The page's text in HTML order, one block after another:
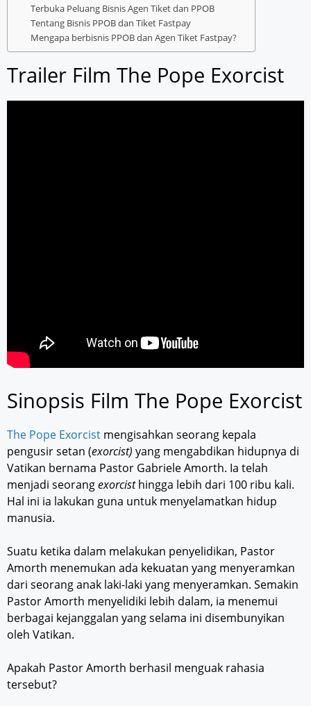
Terbuka Peluang Bisnis Agen Tiket dan PPOB
Tentang Bisnis PPOB dan Tiket Fastpay
Mengapa berbisnis PPOB dan Agen Tiket Fastpay?
Trailer Film The Pope Exorcist
Sinopsis Film The Pope Exorcist
The Pope Exorcist mengisahkan seorang kepala
pengusir setan (exorcist) yang mengabdikan hidupnya di
Vatikan bernama Pastor Gabriele Amorth. Ia telah
menjadi seorangexorcisthingga lebih dari 100 ribu kali.
Hal ini ia lakukan guna untuk menyelamatkan hidup
manusia.
Suatu ketika dalam melakukan penyelidikan, Pastor
Amorth menemukan ada kekuatan yang menyeramkan
dari seorang anak laki-laki yang menyeramkan. Semakin
Pastor Amorth menyelidiki lebih dalam, ia menemui
berbagai kejanggalan yang selama ini disembunyikan
oleh Vatikan.
Apakah Pastor Amorth berhasil menguak rahasia
tersebut?